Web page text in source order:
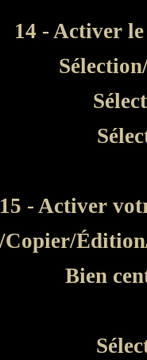
14 - Activer
15 - Activer
Bien